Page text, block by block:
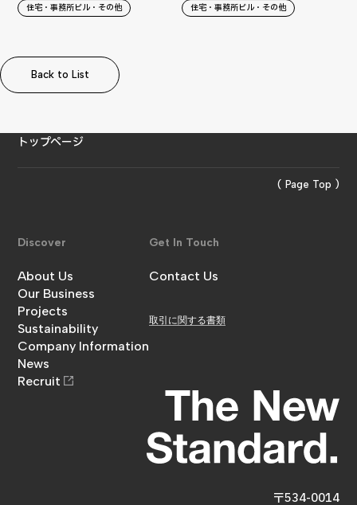
住宅・事務所ビル・その他 住宅・事務所ビル・その他
Back to List
トップページ
( Page Top )
Discover
About Us
金澤工務店について
Our Business
事業内容
Projects
施工実績
Sustainability
サステナビリティ
Company Information
企業情報
News
お知らせ
Recruit
Get In Touch
Contact Us
取引に関する書類
〒534-0014